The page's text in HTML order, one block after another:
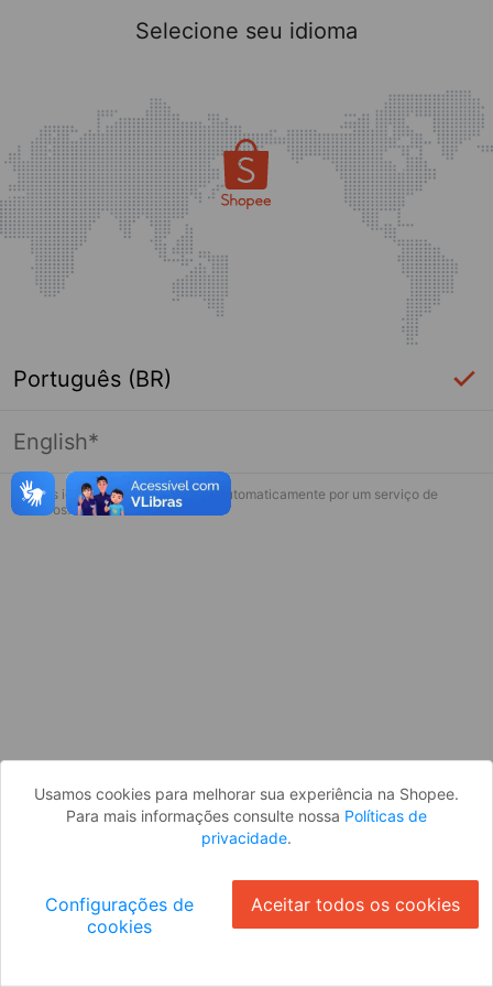
Página indisponível
Desculpe, algo deu errado. Faça login
Selecione seu idioma
Português (BR)
English*
* Esses idiomas serão traduzidos automaticamente por um serviço de
terceiros.
Usamos cookies para melhorar sua experiência na Shopee.
Para mais informações consulte nossa Políticas de
privacidade.
Configurações de
cookies
Aceitar todos os cookies